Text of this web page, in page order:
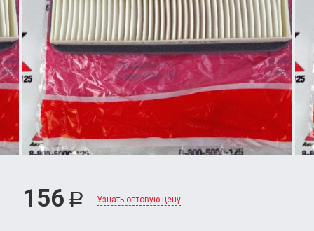
156 Р Узнать оптовую цену